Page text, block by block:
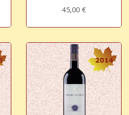
45,00 €